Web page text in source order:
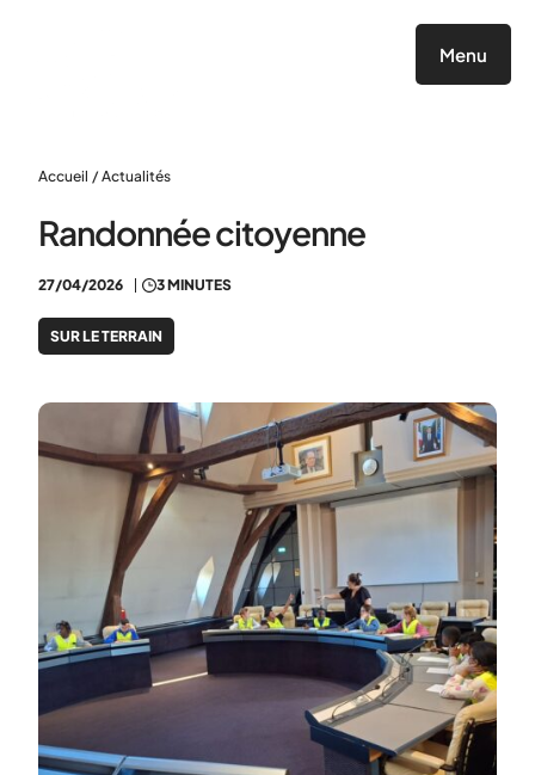
Menu
Accueil / Actualités
Randonnée citoyenne
27/04/2026 3 MINUTES
SUR LE TERRAIN